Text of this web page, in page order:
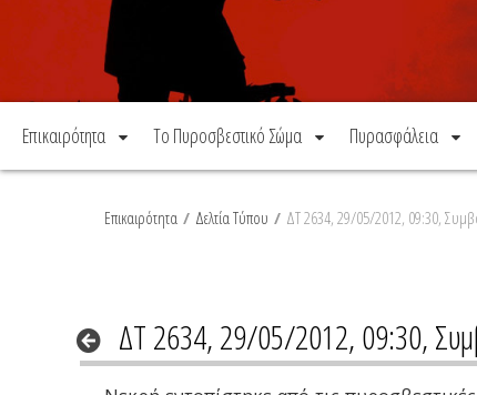
Επικαιρότητα Το Πυροσβεστικό Σώμα Πυρασφάλεια
Επικαιρότητα / Δελτία Τύπου / ΔΤ 2634, 29/05/2012, 09:30,
ΔΤ 2634, 29/05/2012, 09:30,